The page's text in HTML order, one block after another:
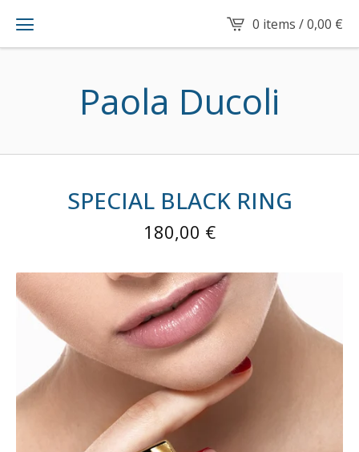
0 items /0,00 €
Paola Ducoli
SPECIAL BLACK RING
180,00 €